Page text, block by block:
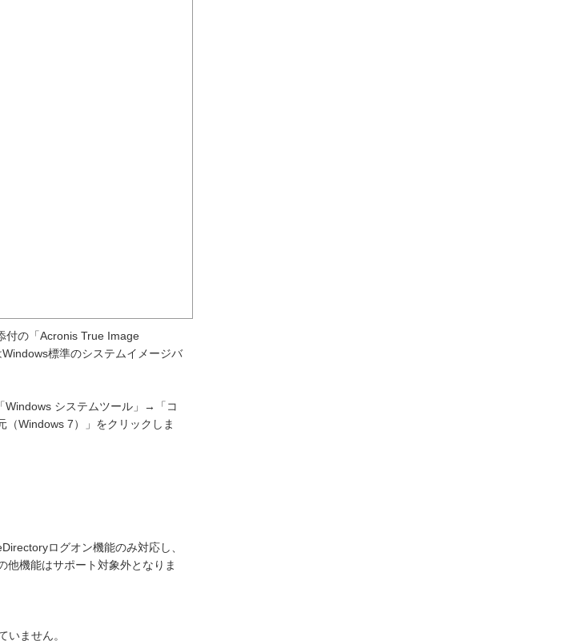
付の「Acronis True Image
標準のシステムイメージバ
Windows システムツール」→「コ
（Windows 7）」をクリックしま
ログオン機能のみ対応し、
他機能はサポート対象外となりま
ません。